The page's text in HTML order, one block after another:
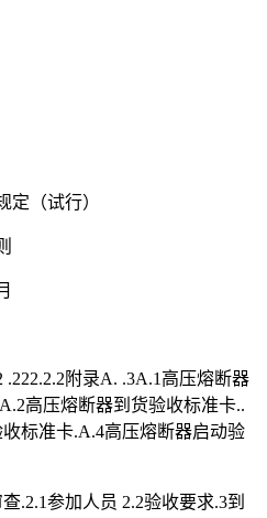
定（试行）
附录A. .3A.1高压熔断器
高压熔断器到货验收标准卡..
标准卡.A.4高压熔断器启动验
.2.1参加人员 2.2验收要求.3到